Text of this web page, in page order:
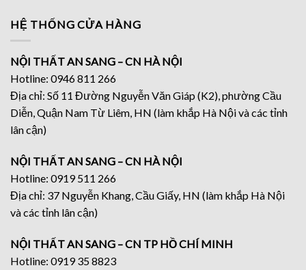
HỆ THỐNG CỬA HÀNG
NỘI THẤT AN SANG – CN HÀ NỘI
Hotline: 0946 811 266
Địa chỉ: Số 11 Đường Nguyễn Văn Giáp (K2), phường Cầu
Diễn, Quận Nam Từ Liêm, HN (làm khắp Hà Nội và các tỉnh
lân cận)
NỘI THẤT AN SANG – CN HÀ NỘI
Hotline: 0919 511 266
Địa chỉ: 37 Nguyễn Khang, Cầu Giấy, HN (làm khắp Hà Nội
và các tỉnh lân cận)
NỘI THẤT AN SANG – CN TP HỒ CHÍ MINH
Hotline: 0919 35 8823